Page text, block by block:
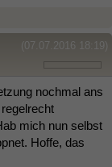
(07.07.2016 18:19)
nochmal ans
mich nun selbst
Hoffe, das